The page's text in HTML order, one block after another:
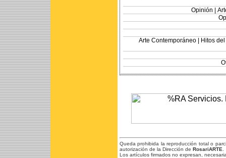
Opinión |
Arte Contemporáneo | Hitos
Queda prohibida la reproducción total o
autorización de la Dirección de RosariARTE
Los artículos firmados no expresan,